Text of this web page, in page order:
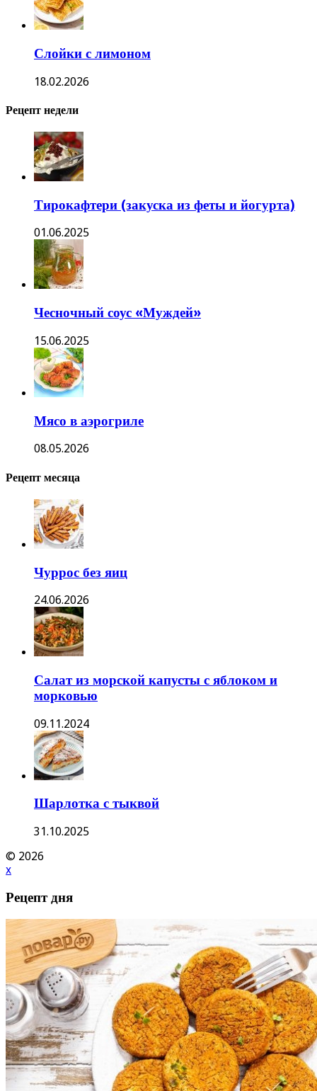
Слойки с лимоном
18.02.2026
Рецепт недели
Тирокафтери (закуска из феты и йогурта)
01.06.2025
Чесночный соус «Муждей»
15.06.2025
Мясо в аэрогриле
08.05.2026
Рецепт месяца
Чуррос без яиц
24.06.2026
Салат из морской капусты с яблоком и
морковью
09.11.2024
Шарлотка с тыквой
31.10.2025
© 2026
x
Рецепт дня